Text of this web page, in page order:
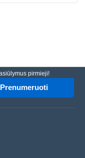
pirmieji!
Prenumeruoti